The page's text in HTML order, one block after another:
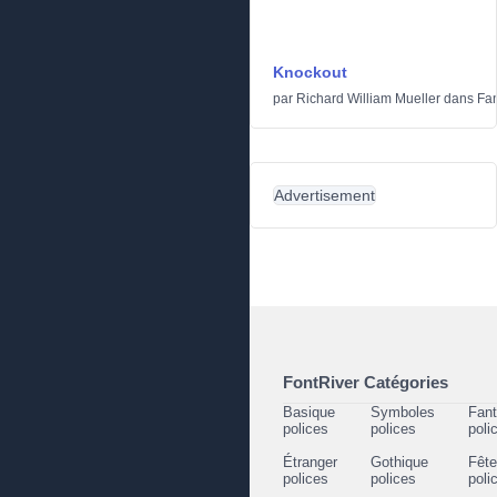
Knockout
par Richard William Mueller dans
Advertisement
FontRiver Catégories
Basique
polices
Symboles
polices
Étranger
polices
Gothique
polices